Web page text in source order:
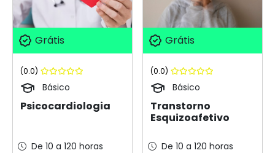
Grátis
(0.0)
Básico
Psicocardiologia
De 10 a 120 horas
Grátis
(0.0)
Básico
Transtorno
Esquizoafetivo
De 10 a 120 horas